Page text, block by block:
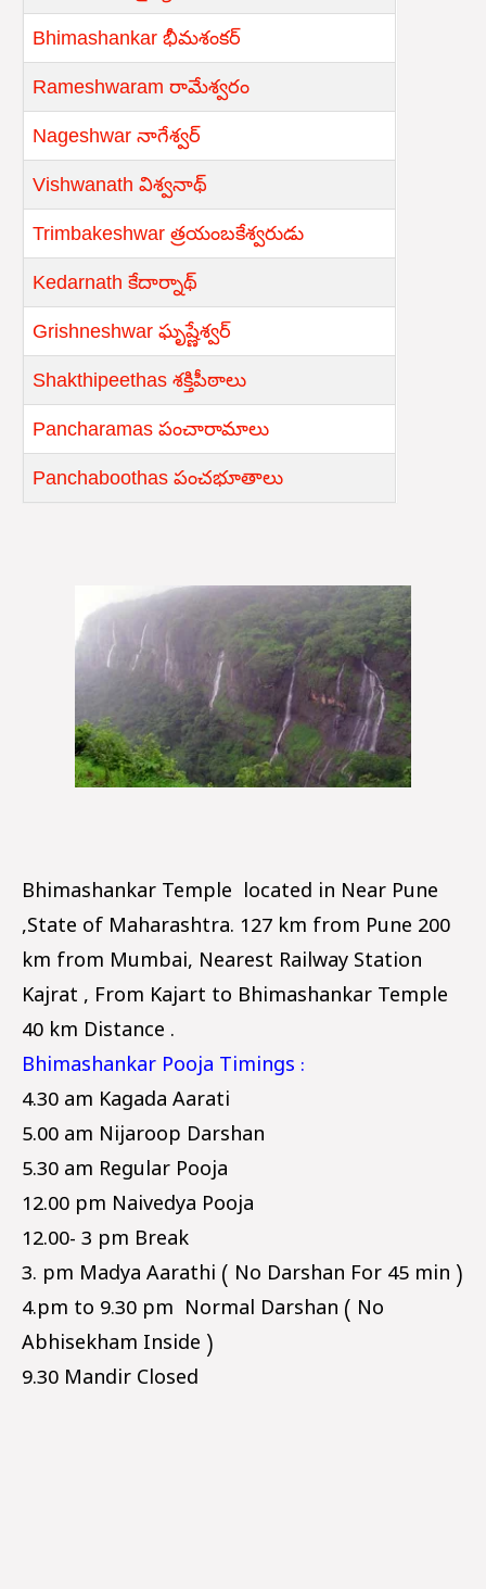
Bhimashankar భీమశంకర్
Rameshwaram రామేశ్వరం
Nageshwar నాగేశ్వర్
Vishwanath విశ్వనాథ్
Trimbakeshwar త్రయంబకేశ్వరుడు
Kedarnath కేదార్నాథ్
Grishneshwar ఘృష్ణేశ్వర్
Shakthipeethas శక్తిపీఠాలు
Pancharamas పంచారామాలు
Panchaboothas పంచభూతాలు
Bhimashankar Temple located in Near Pune
,State of Maharashtra. 127 km from Pune 200
km from Mumbai, Nearest Railway Station
Kajrat , From Kajart to Bhimashankar Temple
40 km Distance .
Bhimashankar Pooja Timings :
4.30 am Kagada Aarati
5.00 am Nijaroop Darshan
5.30 am Regular Pooja
12.00 pm Naivedya Pooja
12.00- 3 pm Break
3. pm Madya Aarathi ( No Darshan For 45 min )
4.pm to 9.30 pm Normal Darshan ( No
Abhisekham Inside )
9.30 Mandir Closed